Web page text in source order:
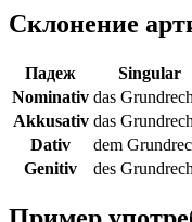
Склонение
Падеж Singular
Nominativ das
Akkusativ das
Dativ
dem
Genitiv
des